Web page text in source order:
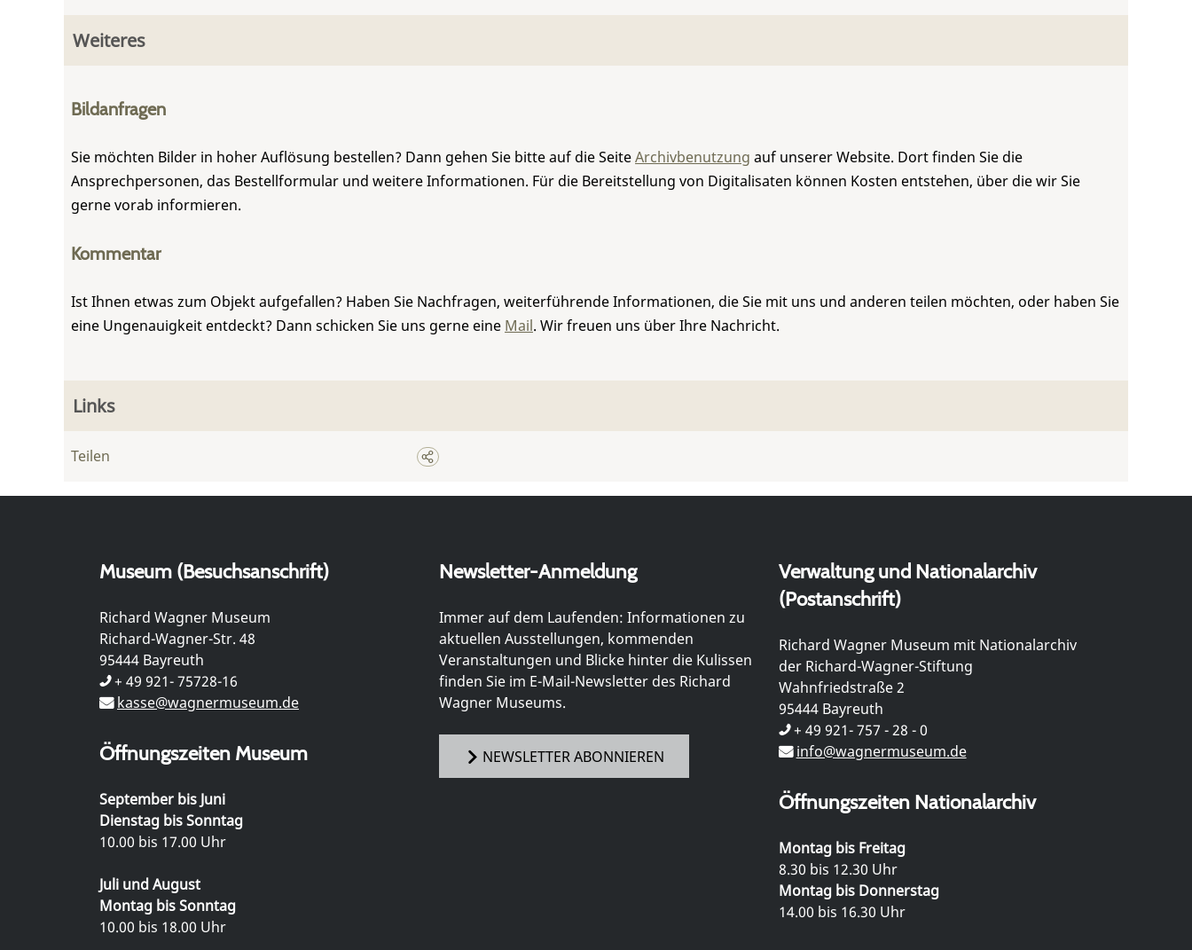
Weiteres
Bildanfragen
Sie möchten Bilder in hoher Auflösung bestellen? Dann gehen Sie bitte auf die SeiteArchivbenutzung auf unserer Website. Dort finden Sie die
Ansprechpersonen, das Bestellformular und weitere Informationen. Für die Bereitstellung von Digitalisaten können Kosten entstehen, über die wir Sie
gerne vorab informieren.
Kommentar
Ist Ihnen etwas zum Objekt aufgefallen? Haben Sie Nachfragen, weiterführende Informationen, die Sie mit uns und anderen teilen möchten, oder haben Sie
eine Ungenauigkeit entdeckt? Dann schicken Sie uns gerne eine Mail. Wir freuen uns über Ihre Nachricht.
Links
Teilen
Museum (Besuchsanschrift)
Richard Wagner Museum
Richard-Wagner-Str. 48
95444 Bayreuth
+ 49 921- 75728-16
kasse@wagnermuseum.de
Öffnungszeiten Museum
September bis Juni
Dienstag bis Sonntag
10.00 bis 17.00 Uhr
Juli und August
Montag bis Sonntag
10.00 bis 18.00 Uhr
Newsletter-Anmeldung
Immer auf dem Laufenden: Informationen zu
aktuellen Ausstellungen, kommenden
Veranstaltungen und Blicke hinter die Kulissen
finden Sie im E-Mail-Newsletter des Richard
Wagner Museums.
NEWSLETTER ABONNIEREN
Verwaltung und Nationalarchiv
(Postanschrift)
Richard Wagner Museum mit Nationalarchiv
der Richard-Wagner-Stiftung
Wahnfriedstraße 2
95444 Bayreuth
+ 49 921- 757 - 28 - 0
info@wagnermuseum.de
Öffnungszeiten Nationalarchiv
Montag bis Freitag
8.30 bis 12.30 Uhr
Montag bis Donnerstag
14.00 bis 16.30 Uhr